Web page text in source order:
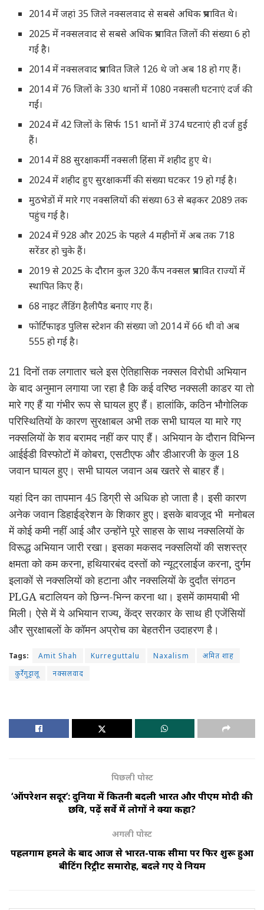
2014 में जहां 35 जिले नक्सलवाद से सबसे अधिक प्रभावित थे।
2025 में नक्सलवाद से सबसे अधिक प्रभावित जिलों की संख्या 6 हो
गई है।
2014 में नक्सलवाद प्रभावित जिले 126 थे जो अब 18 हो गए हैं।
2014 में 76 जिलों के 330 थानों में 1080 नक्सली घटनाएं दर्ज की
गईं।
2024 में 42 जिलों के सिर्फ 151 थानों में 374 घटनाएं ही दर्ज हुई
हैं।
2014 में 88 सुरक्षाकर्मी नक्सली हिंसा में शहीद हुए थे।
2024 में शहीद हुए सुरक्षाकर्मी की संख्या घटकर 19 हो गई है।
मुठभेडों में मारे गए नक्सलियों की संख्या 63 से बढ़कर 2089 तक
पहुंच गई है।
2024 में 928 और 2025 के पहले 4 महीनों में अब तक 718
सरेंडर हो चुके हैं।
2019 से 2025 के दौरान कुल 320 कैंप नक्सल प्रभावित राज्यों में
स्थापित किए हैं।
68 नाइट लैंडिंग हैलीपैड बनाए गए हैं।
फोर्टिफाइड पुलिस स्टेशन की संख्या जो 2014 में 66 थी वो अब
555 हो गई है।
21 दिनों तक लगातार चले इस ऐतिहासिक नक्सल विरोधी अभियान
के बाद अनुमान लगाया जा रहा है कि कई वरिष्ठ नक्सली काडर या तो
मारे गए हैं या गंभीर रूप से घायल हुए हैं। हालांकि, कठिन भौगोलिक
परिस्थितियों के कारण सुरक्षाबल अभी तक सभी घायल या मारे गए
नक्सलियों के शव बरामद नहीं कर पाए हैं। अभियान के दौरान विभिन्न
आईईडी विस्फोटों में कोबरा, एसटीएफ और डीआरजी के कुल 18
जवान घायल हुए। सभी घायल जवान अब खतरे से बाहर हैं।
यहां दिन का तापमान 45 डिग्री से अधिक हो जाता है। इसी कारण
अनेक जवान डिहाईड्रेशन के शिकार हुए। इसके बावजूद भी मनोबल
में कोई कमी नहीं आई और उन्होंने पूरे साहस के साथ नक्सलियों के
विरूद्ध अभियान जारी रखा। इसका मकसद नक्सलियों की सशस्त्र
क्षमता को कम करना, हथियारबंद दस्तों को न्यूट्रलाईज करना, दुर्गम
इलाकों से नक्सलियों को हटाना और नक्सलियों के दुर्दांत संगठन
PLGA बटालियन को छिन्न-भिन्न करना था। इसमें कामयाबी भी
मिली। ऐसे में ये अभियान राज्य, केंद्र सरकार के साथ ही एजेंसियों
और सुरक्षाबलों के कॉमन अप्रोच का बेहतरीन उदाहरण है।
Tags: Amit Shah Kurreguttalu Naxalism
अमित शाह
कुर्रेगुट्टालू
नक्सलवाद
पिछली पोस्ट
‘ऑपरेशन सिंदूर’: दुनिया में कितनी बदली भारत और पीएम मोदी की
छवि, पढ़ें सर्वे में लोगों ने क्या कहा?
अगली पोस्ट
पहलगाम हमले के बाद आज से भारत-पाक सीमा पर फिर शुरू हुआ
बीटिंग रिट्रीट समारोह, बदले गए ये नियम